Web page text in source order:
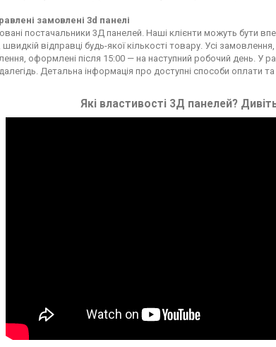
замовлені 3d панелі
постачальники 3Д панелей. Наші клієнти можуть бути
відправці будь-якої кількості товару. Усі
оформлені після 15:00 — на наступний робочий день. У
Детальна інформація про доступні способи оплати
Які властивості 3Д панелей?